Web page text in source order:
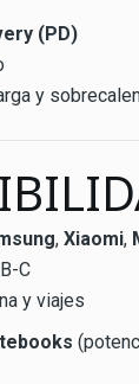
(PD)
y
, Xiaomi,
C
y viajes